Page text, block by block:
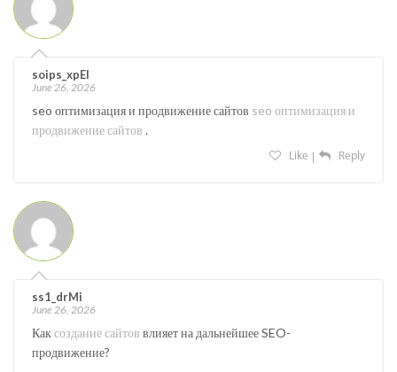
soips_xpEl
June 26, 2026
seo оптимизация и продвижение сайтов seo оптимизация и
продвижение сайтов .
Like Reply
ss1_drMi
June 26, 2026
Каксоздание сайтов влияет на дальнейшее SEO-
продвижение?